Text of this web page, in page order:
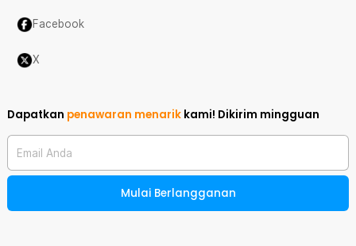
Facebook
X
Dapatkan penawaran menarik kami! Dikirim mingguan
Email Anda
Mulai Berlangganan